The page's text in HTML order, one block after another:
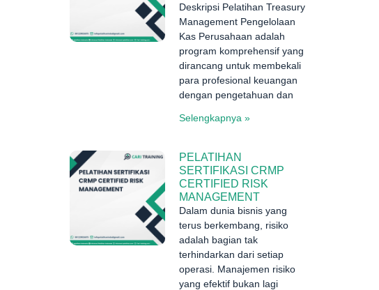
Deskripsi Pelatihan Treasury
Management Pengelolaan
Kas Perusahaan adalah
program komprehensif yang
dirancang untuk membekali
para profesional keuangan
dengan pengetahuan dan
Selengkapnya »
PELATIHAN
SERTIFIKASI CRMP
CERTIFIED RISK
MANAGEMENT
Dalam dunia bisnis yang
terus berkembang, risiko
adalah bagian tak
terhindarkan dari setiap
operasi. Manajemen risiko
yang efektif bukan lagi